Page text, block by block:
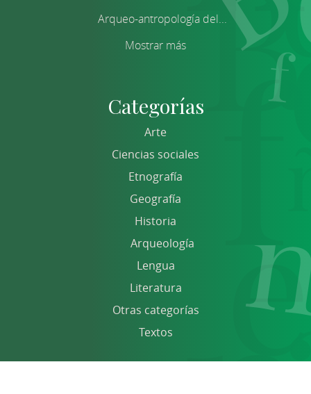
Arqueo-antropología del...
Mostrar más
Categorías
Arte
Ciencias sociales
Etnografía
Geografía
Historia
Arqueología
Lengua
Literatura
Otras categorías
Textos